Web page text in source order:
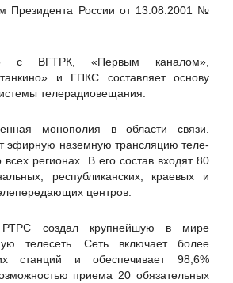
журнал
РУС»
Президента России от 13.08.2001 №
с ВГТРК, «Первым каналом»,
и ГПКС составляет основу
телерадиовещания.
монополия в области связи.
эфирную наземную трансляцию теле-
регионах. В его состав входят 80
республиканских, краевых и
центров.
создал крупнейшую в мире
телесеть. Сеть включает более
станций и обеспечивает 98,6%
приема 20 обязательных